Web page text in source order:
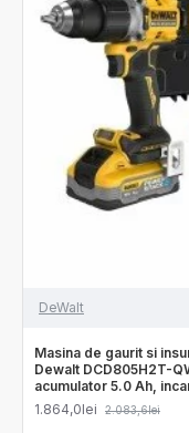
DeWalt
Masina de gaurit si
Dewalt DCD805H2T-
acumulator 5.0 Ah,
1.864,0lei
2.083,6lei